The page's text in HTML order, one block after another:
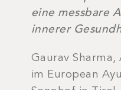
eine messbare
innerer
Gaurav Sharma,
im European